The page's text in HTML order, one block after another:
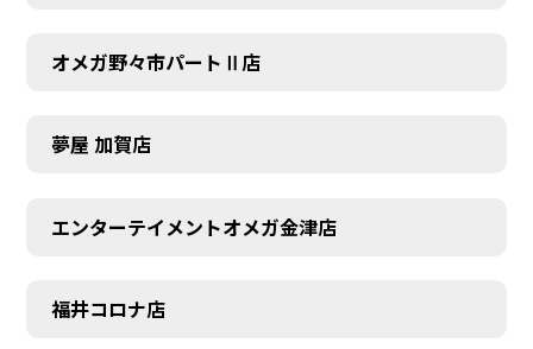
オメガ野々市パートⅡ店
夢屋 加賀店
エンターテイメントオメガ金津店
福井コロナ店